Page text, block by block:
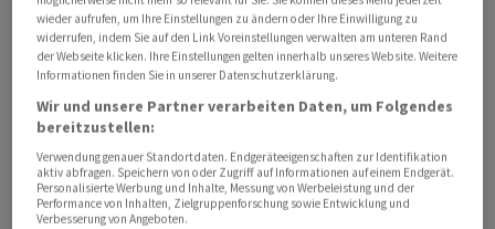
Spiel gebracht, um strukturelle Probleme zu lösen. Er
nannte etwa die Möglichkeit, Steuergutschriften und
steuerliche Abschreibungsmöglichkeiten zu schaffen.
Lindner lehnte ein Sondervermögen ab, es bedeute
neue Schulden.
wieder aufrufen, um Ihre Einstellungen zu ändern oder Ihre Einwilligung zu
widerrufen, indem Sie auf den Link Voreinstellungen verwalten am unteren Rand
der Webseite klicken. Ihre Einstellungen gelten innerhalb unseres Website. Weitere
Informationen finden Sie in unserer Datenschutzerklärung.
Wir und unsere Partner verarbeiten Daten, um Folgendes
bereitzustellen:
Verwendung genauer Standortdaten. Endgeräteeigenschaften zur Identifikation
aktiv abfragen. Speichern von oder Zugriff auf Informationen auf einem Endgerät.
Personalisierte Werbung und Inhalte, Messung von Werbeleistung und der
Performance von Inhalten, Zielgruppenforschung sowie Entwicklung und
Verbesserung von Angeboten.